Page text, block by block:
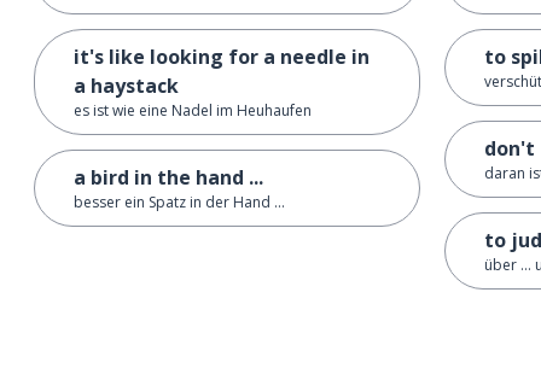
it's like looking for a needle in
a haystack
es ist wie eine Nadel im Heuhaufen
a bird in the hand ...
besser ein Spatz in der Hand ...
to
don't
daran
to
über ...